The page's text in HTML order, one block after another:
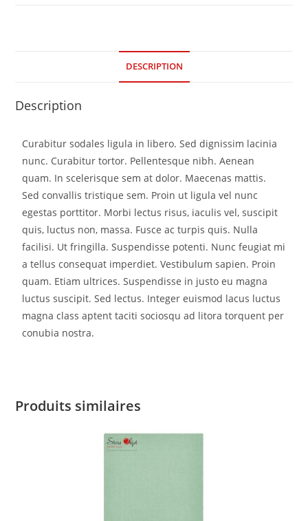
DESCRIPTION
Description
Curabitur sodales ligula in libero. Sed dignissim lacinia
nunc. Curabitur tortor. Pellentesque nibh. Aenean
quam. In scelerisque sem at dolor. Maecenas mattis.
Sed convallis tristique sem. Proin ut ligula vel nunc
egestas porttitor. Morbi lectus risus, iaculis vel, suscipit
quis, luctus non, massa. Fusce ac turpis quis. Nulla
facilisi. Ut fringilla. Suspendisse potenti. Nunc feugiat mi
a tellus consequat imperdiet. Vestibulum sapien. Proin
quam. Etiam ultrices. Suspendisse in justo eu magna
luctus suscipit. Sed lectus. Integer euismod lacus luctus
magna class aptent taciti sociosqu ad litora torquent per
conubia nostra.
Produits similaires